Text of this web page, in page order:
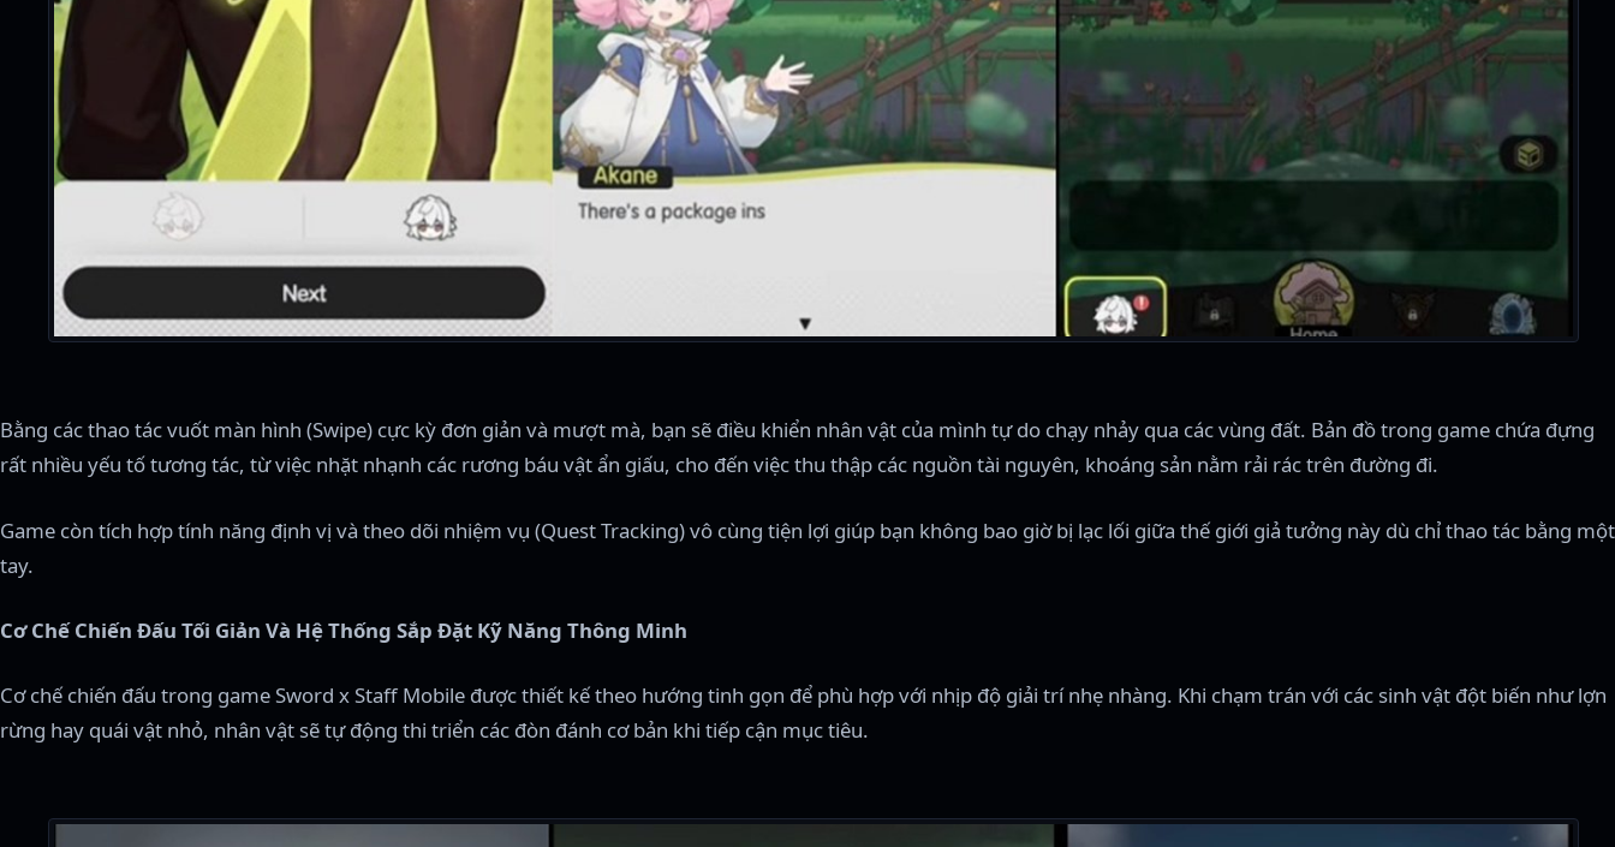
Bằng các thao tác vuốt màn hình (Swipe) cực kỳ đơn giản và mượt mà, bạn sẽ điều khiển nhân vật của mình tự do chạy nhảy qua các vùng đất. Bản đồ trong game chứa đựng
rất nhiều yếu tố tương tác, từ việc nhặt nhạnh các rương báu vật ẩn giấu, cho đến việc thu thập các nguồn tài nguyên, khoáng sản nằm rải rác trên đường đi.
Game còn tích hợp tính năng định vị và theo dõi nhiệm vụ (Quest Tracking) vô cùng tiện lợi giúp bạn không bao giờ bị lạc lối giữa thế giới giả tưởng này dù chỉ thao tác bằng một
tay.
Cơ Chế Chiến Đấu Tối Giản Và Hệ Thống Sắp Đặt Kỹ Năng Thông Minh
Cơ chế chiến đấu trong game Sword x Staff Mobile được thiết kế theo hướng tinh gọn để phù hợp với nhịp độ giải trí nhẹ nhàng. Khi chạm trán với các sinh vật đột biến như lợn
rừng hay quái vật nhỏ, nhân vật sẽ tự động thi triển các đòn đánh cơ bản khi tiếp cận mục tiêu.